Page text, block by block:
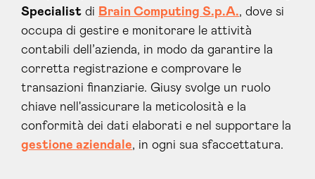
Specialist di Brain Computing S.p.A., dove si
occupa di gestire e monitorare le attività
contabili dell’azienda, in modo da garantire la
corretta registrazione e comprovare le
transazioni finanziarie. Giusy svolge un ruolo
chiave nell'assicurare la meticolosità e la
conformità dei dati elaborati e nel supportare la
gestione aziendale, in ogni sua sfaccettatura.